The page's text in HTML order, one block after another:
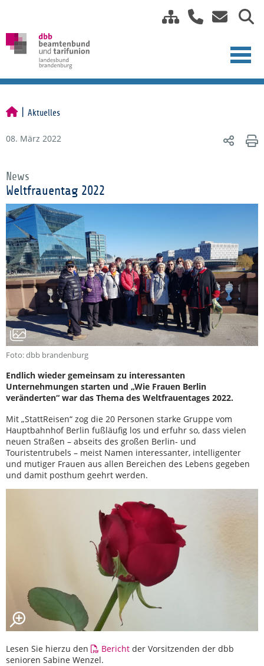
Aktuelles
08. März 2022
News
Weltfrauentag 2022
Foto: dbb brandenburg
Endlich wieder gemeinsam zu interessanten
Unternehmungen starten und „Wie Frauen Berlin
veränderten“ war das Thema des Weltfrauentages 2022.
Mit „StattReisen“ zog die 20 Personen starke Gruppe vom
Hauptbahnhof Berlin fußläufig los und erfuhr so, dass vielen
neuen Straßen – abseits des großen Berlin- und
Touristentrubels – meist Namen interessanter, intelligenter
und mutiger Frauen aus allen Bereichen des Lebens gegeben
und damit posthum geehrt werden.
Lesen Sie hierzu den Bericht der Vorsitzenden der dbb
senioren Sabine Wenzel.